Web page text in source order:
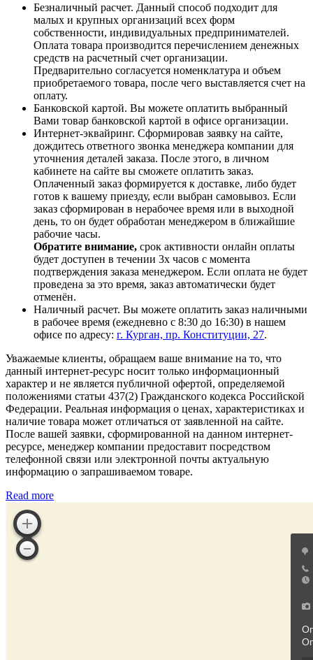
Безналичный расчет. Данный способ подходит для
малых и крупных организаций всех форм
собственности, индивидуальных предпринимателей.
Оплата товара производится перечислением денежных
средств на расчетный счет организации.
Предварительно согласуется номенклатура и объем
приобретаемого товара, после чего выставляется счет на
оплату.
Банковской картой. Вы можете оплатить выбранный
Вами товар банковской картой в офисе организации.
Интернет-эквайринг. Сформировав заявку на сайте,
дождитесь ответного звонка менеджера компании для
уточнения деталей заказа. После этого, в личном
кабинете на сайте вы сможете оплатить заказ.
Оплаченный заказ формируется к доставке, либо будет
готов к вашему приезду, если выбран самовывоз. Если
заказ сформирован в нерабочее время или в выходной
день, то он будет обработан менеджером в ближайшие
рабочие часы.
Обратите внимание, срок активности онлайн оплаты
будет доступен в течении 3х часов с момента
подтверждения заказа менеджером. Если оплата не будет
проведена за это время, заказ автоматически будет
отменён.
Наличный расчет. Вы можете оплатить заказ наличными
в рабочее время (ежедневно с 8:30 до 16:30) в нашем
офисе по адресу: г. Курган, пр. Конституции, 27.
Уважаемые клиенты, обращаем ваше внимание на то, что
данный интернет-ресурс носит только информационный
характер и не является публичной офертой, определяемой
положениями статьи 437(2) Гражданского кодекса Российской
Федерации. Реальная информация о ценах, характеристиках и
наличие товара может отличаться от заявленной на сайте.
После вашей заявки, сформированной на данном интернет-
ресурсе, менеджер компании предоставит посредством
телефонной связи или электронной почты актуальную
информацию о запрашиваемом товаре.
Read more